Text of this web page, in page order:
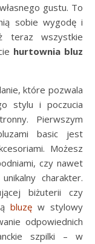
gustu. To
sobie wygodę i
teraz wszystkie
hurtownia bluz
które pozwala
stylu i poczucia
Pierwszym
basic jest
Możesz
czy nawet
charakter.
biżuterii czy
bluzęw stylowy
odpowiednich
szpilki – w